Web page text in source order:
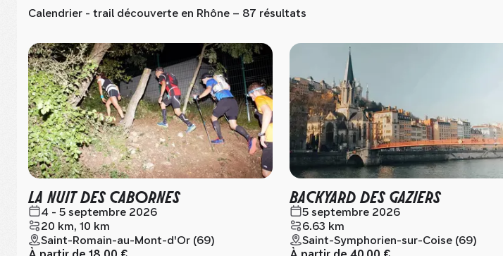
Calendrier - trail découverte en Rhône – 87 résultats
LA NUIT DES CABORNES
4 - 5 septembre 2026
20 km, 10 km
Saint-Romain-au-Mont-d'Or (69)
BACKYARD DES GAZIERS
5 septembre 2026
6.63 km
Saint-Symphorien-sur-Coise (69)